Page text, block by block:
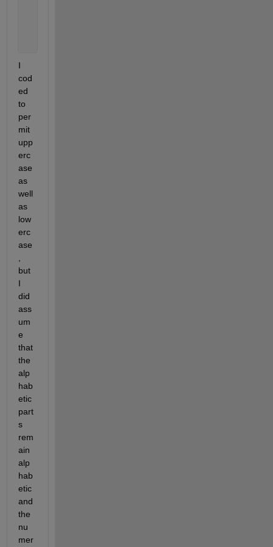
I
cod
ed
to
per
mit
upp
erc
ase
as
well
as
low
erc
ase
but
I
did
ass
um
e
that
the
alp
hab
etic
part
s
rem
ain
alp
hab
etic
and
the
nu
mer